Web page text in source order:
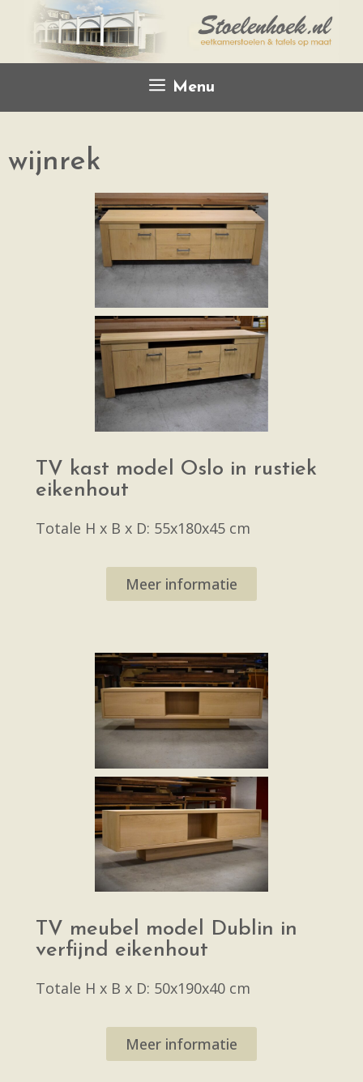
Menu
wijnrek
TV kast model Oslo in rustiek
eikenhout
Totale H x B x D: 55x180x45 cm
Meer informatie
TV meubel model Dublin in
verfijnd eikenhout
Totale H x B x D: 50x190x40 cm
Meer informatie